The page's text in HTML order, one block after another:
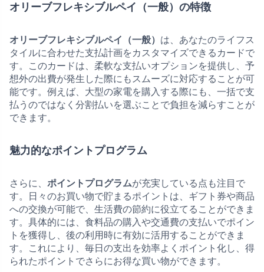
オリーブフレキシブルペイ（一般）の特徴
オリーブフレキシブルペイ（一般） は、あなたのライフス
タイルに合わせた支払計画をカスタマイズできるカードで
す。このカードは、柔軟な支払いオプションを提供し、予
想外の出費が発生した際にもスムーズに対応することが可
能です。例えば、大型の家電を購入する際にも、一括で支
払うのではなく分割払いを選ぶことで負担を減らすことが
できます。
魅力的なポイントプログラム
さらに、 ポイントプログラムが充実している点も注目で
す。日々のお買い物で貯まるポイントは、ギフト券や商品
への交換が可能で、生活費の節約に役立てることができま
す。具体的には、食料品の購入や交通費の支払いでポイン
トを獲得し、後の利用時に有効に活用することができま
す。これにより、毎日の支出を効率よくポイント化し、得
られたポイントでさらにお得な買い物ができます。